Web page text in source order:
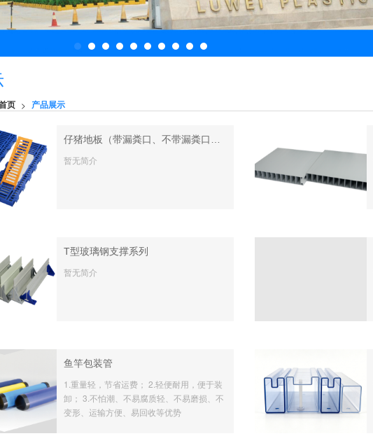
页 > 产品展示
暂无简介
T型玻璃钢支撑系列
暂无简介
鱼竿包装管
1.重量轻，节省运费； 2.轻便耐用，便于装
卸； 3.不怕潮、不易腐质轻、不易磨损、不
变形、运输方便、易回收等优势